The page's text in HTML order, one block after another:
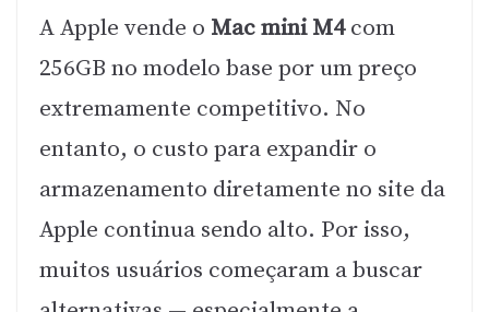
A Apple vende o Mac mini M4com
256GB no modelo base por um preço
extremamente competitivo. No
entanto, o custo para expandir o
armazenamento diretamente no site da
Apple continua sendo alto. Por isso,
muitos usuários começaram a buscar